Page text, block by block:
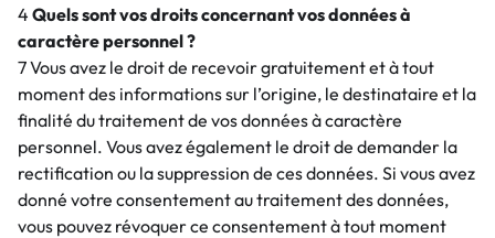
4 Quels sont vos droits concernant vos données à
caractère personnel ?
7 Vous avez le droit de recevoir gratuitement et à tout
moment des informations sur l’origine, le destinataire et la
finalité du traitement de vos données à caractère
personnel. Vous avez également le droit de demander la
rectification ou la suppression de ces données. Si vous avez
donné votre consentement au traitement des données,
vous pouvez révoquer ce consentement à tout moment